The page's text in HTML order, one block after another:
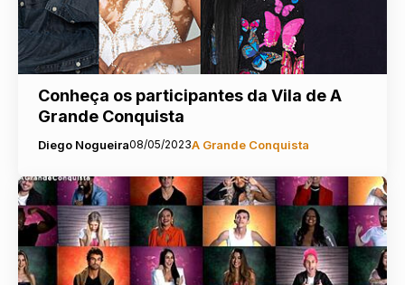
Conheça os participantes da Vila de A
Grande Conquista
Diego Nogueira08/05/2023A Grande Conquista